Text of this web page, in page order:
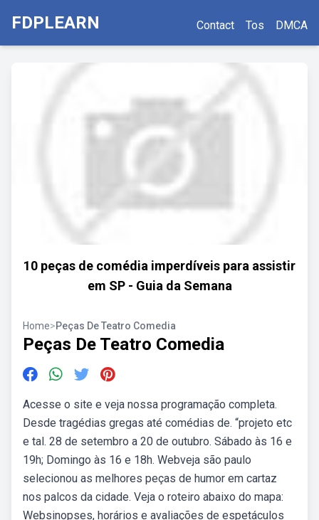
FDPLEARN Contact Tos DMCA
10 peças de comédia imperdíveis para assistir
em SP - Guia da Semana
Home>Peças De Teatro Comedia
Peças De Teatro Comedia
Acesse o site e veja nossa programação completa.
Desde tragédias gregas até comédias de. “projeto etc
e tal. 28 de setembro a 20 de outubro. Sábado às 16 e
19h; Domingo às 16 e 18h. Webveja são paulo
selecionou as melhores peças de humor em cartaz
nos palcos da cidade. Veja o roteiro abaixo do mapa:
Websinopses, horários e avaliações de espetáculos